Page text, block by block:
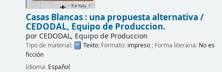
Casas Blancas : una propuesta alternativa /
CEDODAL, Equipo de Produccion.
por CEDODAL, Equipo de Produccion
Tipo de material: Texto; Formato: impreso ; Forma literaria: No es
ficción
Idioma: Español